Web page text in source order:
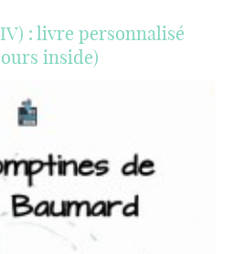
: livre personnalisé
inside)